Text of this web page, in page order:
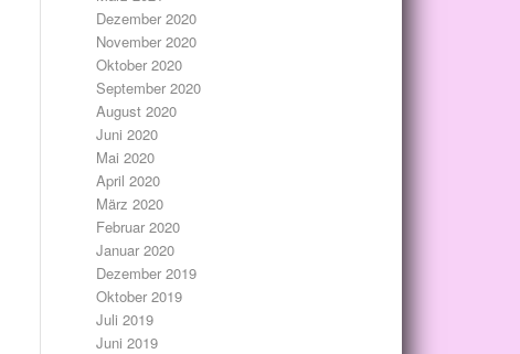
Dezember 2020
November 2020
Oktober 2020
September 2020
August 2020
Juni 2020
Mai 2020
April 2020
März 2020
Februar 2020
Januar 2020
Dezember 2019
Oktober 2019
Juli 2019
Juni 2019